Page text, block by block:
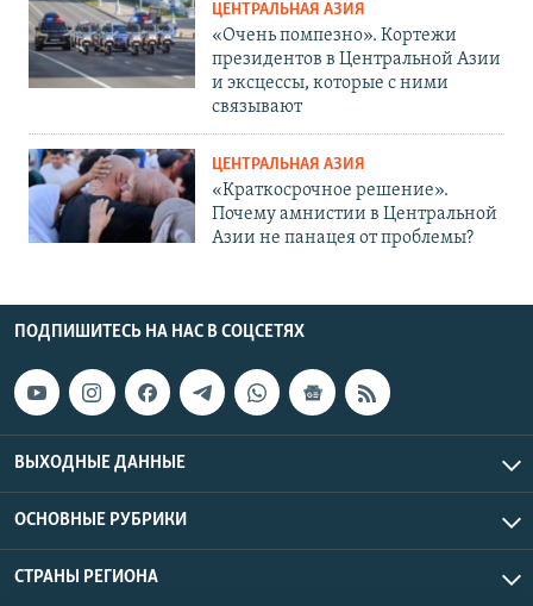
ЦЕНТРАЛЬНАЯ АЗИЯ
«Очень помпезно». Кортежи
президентов в Центральной Азии
и эксцессы, которые с ними
связывают
ЦЕНТРАЛЬНАЯ АЗИЯ
«Краткосрочное решение».
Почему амнистии в Центральной
Азии не панацея от проблемы?
ПОДПИШИТЕСЬ НА НАС В СОЦСЕТЯХ
ВЫХОДНЫЕ ДАННЫЕ
ОСНОВНЫЕ РУБРИКИ
СТРАНЫ РЕГИОНА